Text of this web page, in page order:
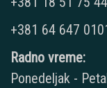
+381 64 647
Radno vreme:
Ponedeljak -